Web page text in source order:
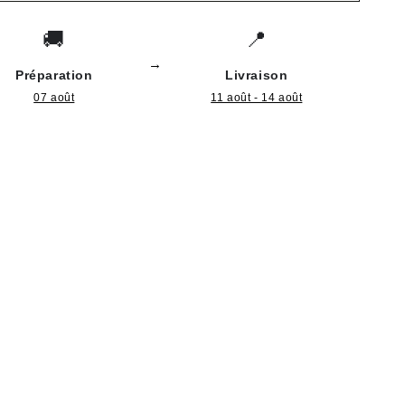
🚚
Préparation
07 août
→
📍
Livraison
11 août - 14 août